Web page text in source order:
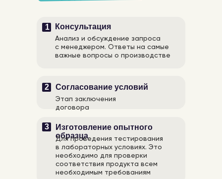
Консультация
Анализ и обсуждение запроса
с менеджером. Ответы на самые
важные вопросы о производстве
1
Изготовление опытного
образца
Для проведения тестирования
в лабораторных условиях. Это
необходимо для проверки
соответствия продукта всем
необходимым требованиям
3
Согласование условий
Этап заключения
договора
2